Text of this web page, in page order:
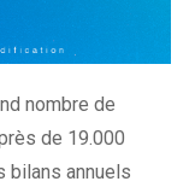
nombre de
de 19.000
bilans annuels